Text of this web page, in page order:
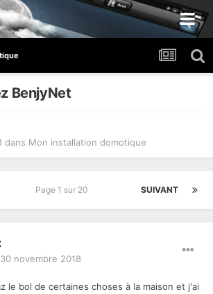
BenjyNet
dans Mon installation domotique
SUIVANT
Page 1 sur 20
novembre 2018
le bol de certaines choses à la maison et j'ai